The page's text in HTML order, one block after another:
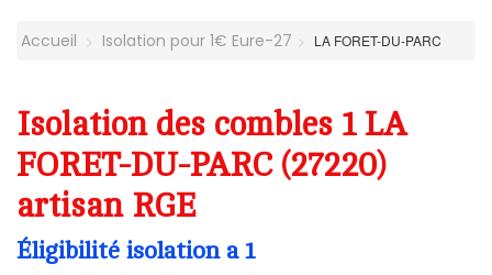
Accueil Isolation pour 1€ Eure-27 LA FORET-DU-PARC
Isolation des combles 1 LA
FORET-DU-PARC (27220)
artisan RGE
Éligibilité isolation a 1